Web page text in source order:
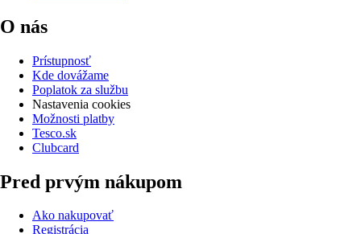
O nás
Prístupnosť
Kde dovážame
Poplatok za službu
Nastavenia cookies
Možnosti platby
Tesco.sk
Clubcard
Pred prvým nákupom
Ako nakupovať
Registrácia